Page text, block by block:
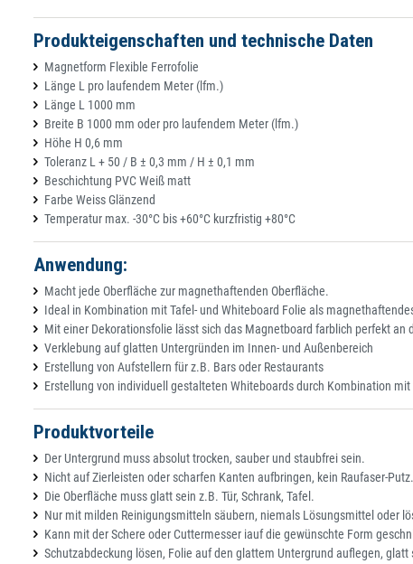
Produkteigenschaften und technische Daten
Magnetform Flexible Ferrofolie
Länge L pro laufendem Meter (lfm.)
Länge L 1000 mm
Breite B 1000 mm oder pro laufendem Meter (lfm.)
Höhe H 0,6 mm
Toleranz L + 50 / B ± 0,3 mm / H ± 0,1 mm
Beschichtung PVC Weiß matt
Farbe Weiss Glänzend
Temperatur max. -30°C bis +60°C kurzfristig +80°C
Anwendung:
Macht jede Oberfläche zur magnethaftenden Oberfläche.
Ideal in Kombination mit Tafel- und Whiteboard Folie als
Mit einer Dekorationsfolie lässt sich das Magnetboard farblich perfekt an
Verklebung auf glatten Untergründen im Innen- und Außenbereich
Erstellung von Aufstellern für z.B. Bars oder Restaurants
Erstellung von individuell gestalteten Whiteboards durch Kombination
Produktvorteile
Der Untergrund muss absolut trocken, sauber und staubfrei sein.
Nicht auf Zierleisten oder scharfen Kanten aufbringen, kein Raufaser-Putz.
Die Oberfläche muss glatt sein z.B. Tür, Schrank, Tafel.
Nur mit milden Reinigungsmitteln säubern, niemals Lösungsmittel oder
Kann mit der Schere oder Cuttermesser iauf die gewünschte Form
Schutzabdeckung lösen, Folie auf den glattem Untergrund auflegen, glatt